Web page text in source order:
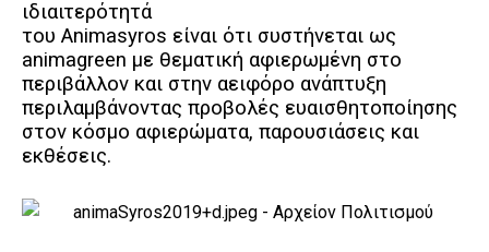
ιδιαιτερότητά
του Animasyros είναι ότι συστήνεται ως
animagreen με θεματική αφιερωμένη στο
περιβάλλον και στην αειφόρο ανάπτυξη
περιλαμβάνοντας προβολές ευαισθητοποίησης
στον κόσμο αφιερώματα, παρουσιάσεις και
εκθέσεις.